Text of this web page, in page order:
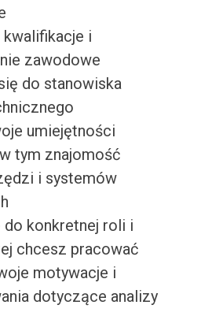
i
zawodowe
do stanowiska
umiejętności
tym znajomość
i systemów
do konkretnej roli i
chcesz pracować
motywacje i
dotyczące analizy